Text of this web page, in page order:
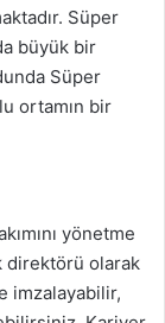
Süper
büyük bir
Süper
ortamın bir
yönetme
direktörü olarak
imzalayabilir,